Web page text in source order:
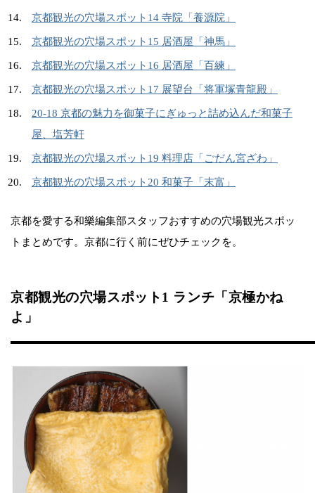
京都観光の穴場スポット14 寺院「養源院」
京都観光の穴場スポット15 居酒屋「神馬」
京都観光の穴場スポット16 居酒屋「百練」
京都観光の穴場スポット17 展望台「将軍塚青龍殿」
20-18 京都の魅力を御菓子にぎゅっと詰め込んだ和菓子
屋、塩芳軒
京都観光の穴場スポット19 料理店「ごだん宮ざわ」
京都観光の穴場スポット20 和菓子「末富」
京都を愛する和樂編集部スタッフおすすめの穴場観光スポッ
トまとめです。京都に行く前にぜひチェックを。
京都観光の穴場スポット1 ランチ「京極かね
よ」